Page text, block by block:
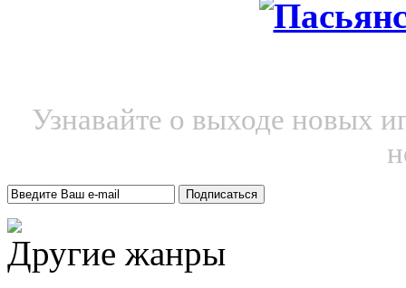
Узнавайте о выходе новых
Другие жанры